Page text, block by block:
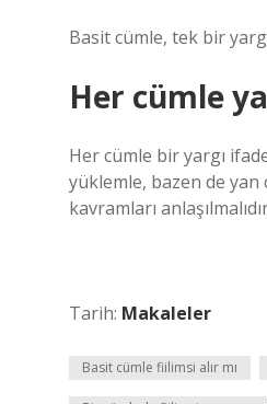
Basit cümle, tek bir
Her cümle
Her cümle bir yargı
yüklemle, bazen de yan
kavramları
Tarih: Makaleler
Basit cümle fiilimsi alır mı